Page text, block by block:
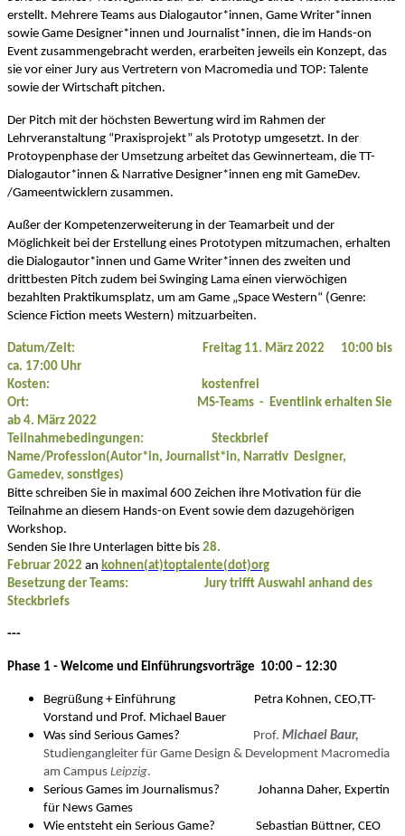
erstellt. Mehrere Teams aus Dialogautor*innen, Game Writer*innen
sowie Game Designer*innen und Journalist*innen, die im Hands-on
Event zusammengebracht werden, erarbeiten jeweils ein Konzept, das
sie vor einer Jury aus Vertretern von Macromedia und TOP: Talente
sowie der Wirtschaft pitchen.
Der Pitch mit der höchsten Bewertung wird im Rahmen der
Lehrveranstaltung “Praxisprojekt” als Prototyp umgesetzt. In der
Protoypenphase der Umsetzung arbeitet das Gewinnerteam, die TT-
Dialogautor*innen & Narrative Designer*innen eng mit GameDev.
/Gameentwicklern zusammen.
Außer der Kompetenzerweiterung in der Teamarbeit und der
Möglichkeit bei der Erstellung eines Prototypen mitzumachen, erhalten
die Dialogautor*innen und Game Writer*innen des zweiten und
drittbesten Pitch zudem bei Swinging Lama einen vierwöchigen
bezahlten Praktikumsplatz, um am Game „Space Western“ (Genre:
Science Fiction meets Western) mitzuarbeiten.
Datum/Zeit: Freitag 11. März 2022 10:00 bis
ca. 17:00 Uhr
Kosten: kostenfrei
Ort: MS-Teams - Eventlink erhalten Sie
ab 4. März 2022
Teilnahmebedingungen: Steckbrief
Name/Profession(Autor*in, Journalist*in, Narrativ Designer,
Gamedev, sonstiges)
Bitte schreiben Sie in maximal 600 Zeichen ihre Motivation für die
Teilnahme an diesem Hands-on Event sowie dem dazugehörigen
Workshop.
Senden Sie Ihre Unterlagen bitte bis 28.
Februar 2022 an kohnen(at)toptalente(dot)org
Besetzung der Teams: Jury trifft Auswahl anhand des
Steckbriefs
---
Phase 1 - Welcome und Einführungsvorträge 10:00 – 12:30
Begrüßung + Einführung Petra Kohnen, CEO,TT-
Vorstand und Prof. Michael Bauer
Was sind Serious Games? Prof. Michael Baur,
Studiengangleiter für Game Design & Development Macromedia
am Campus Leipzig.
Serious Games im Journalismus? Johanna Daher, Expertin
für News Games
Wie entsteht ein Serious Game?
Sebastian Büttner, CEO